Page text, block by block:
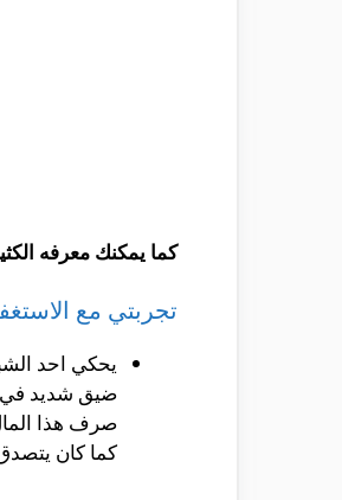
كما يمكنك معرفه
تجربتي مع
يحكي احد
ضيق شديد في
صرف هذا
كما كان